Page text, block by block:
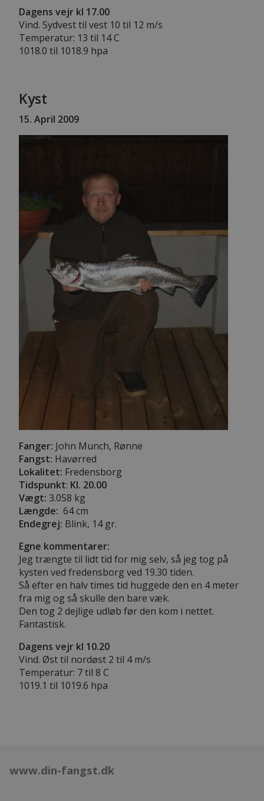
Dagens vejr kl 17.00
Vind. Sydvest til vest 10 til 12 m/s
Temperatur: 13 til 14 C
1018.0 til 1018.9 hpa
Kyst
15. April 2009
Fanger: John Munch, Rønne
Fangst: Havørred
Lokalitet: Fredensborg
Tidspunkt: Kl. 20.00
Vægt: 3.058 kg
Længde: 64 cm
Endegrej: Blink, 14 gr.
Egne kommentarer:
Jeg trængte til lidt tid for mig selv, så jeg tog på
kysten ved fredensborg ved 19.30 tiden.
Så efter en halv times tid huggede den en 4 meter
fra mig og så skulle den bare væk.
Den tog 2 dejlige udløb før den kom i nettet.
Fantastisk.
Dagens vejr kl 10.20
Vind. Øst til nordøst 2 til 4 m/s
Temperatur: 7 til 8 C
1019.1 til 1019.6 hpa
www.din-fangst.dk